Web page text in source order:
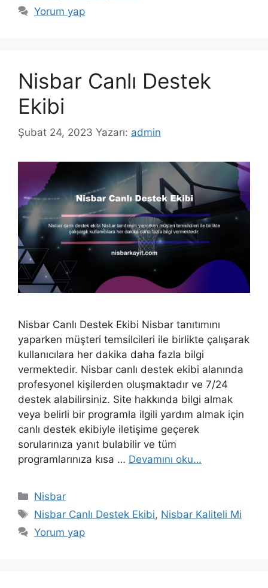
Yorum yap
Nisbar Canlı Destek
Ekibi
Şubat 24, 2023 Yazarı: admin
Nisbar Canlı Destek Ekibi Nisbar tanıtımını
yaparken müşteri temsilcileri ile birlikte çalışarak
kullanıcılara her dakika daha fazla bilgi
vermektedir. Nisbar canlı destek ekibi alanında
profesyonel kişilerden oluşmaktadır ve 7/24
destek alabilirsiniz. Site hakkında bilgi almak
veya belirli bir programla ilgili yardım almak için
canlı destek ekibiyle iletişime geçerek
sorularınıza yanıt bulabilir ve tüm
programlarınıza kısa … Devamını oku…
Kategoriler
Nisbar
Etiketler
Nisbar Canlı Destek Ekibi, Nisbar Kaliteli Mi
Yorum yap